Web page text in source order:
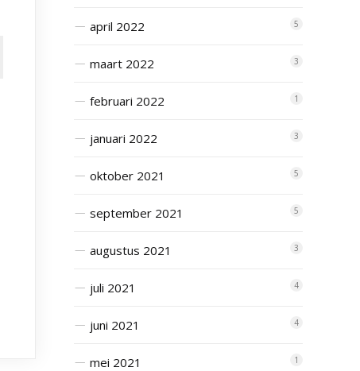
april 2022 5
maart 2022 3
februari 2022 1
januari 2022 3
oktober 2021 5
september 2021 5
augustus 2021 3
juli 2021 4
juni 2021 4
mei 2021 1